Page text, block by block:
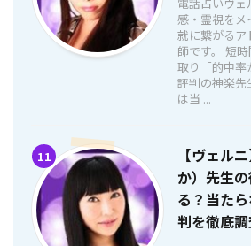
感・霊視をメ
就に繋がるア
師です。 短
取り「的中率
評判の神楽先
は当 ...
11
【ヴェル
か）先生
る？当た
判を徹底